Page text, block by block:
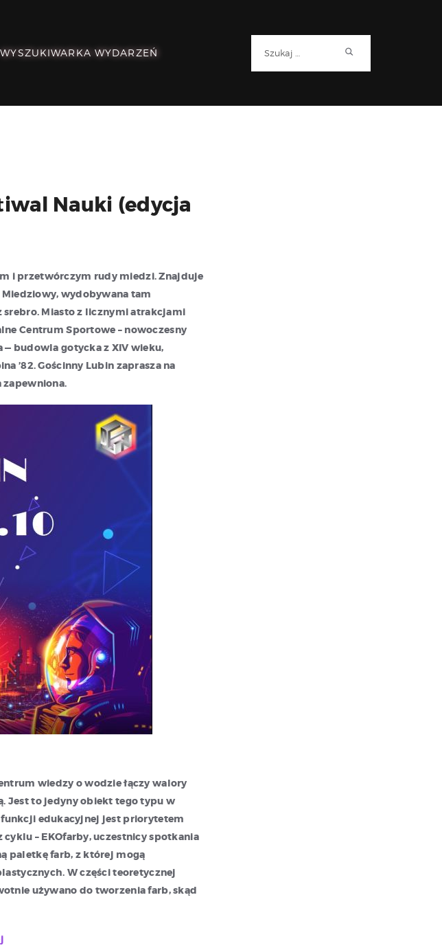
WYSZUKIWARKA WYDARZEŃ
Nauki (edycja
i przetwórczym rudy miedzi. Znajduje
wydobywana tam
Miasto z licznymi atrakcjami
Centrum Sportowe – nowoczesny
budowla gotycka z XIV wieku,
’82. Gościnny Lubin zaprasza na
wiedzy o wodzie łączy walory
Jest to jedyny obiekt tego typu w
funkcji edukacyjnej jest priorytetem
– EKOfarby, uczestnicy spotkania
paletkę farb, z której mogą
W części teoretycznej
używano do tworzenia farb, skąd